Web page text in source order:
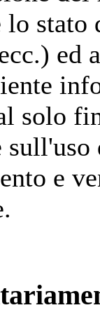
stato
ed
solo
e